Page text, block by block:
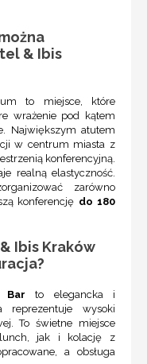
& Ibis
to miejsce, które
wrażenie pod kątem
Największym atutem
w centrum miasta z
konferencyjną.
realną elastyczność.
zarówno
konferencję do 180
Ibis Kraków
Bar to elegancka i
reprezentuje wysoki
To świetne miejsce
jak i kolację z
a obsługa